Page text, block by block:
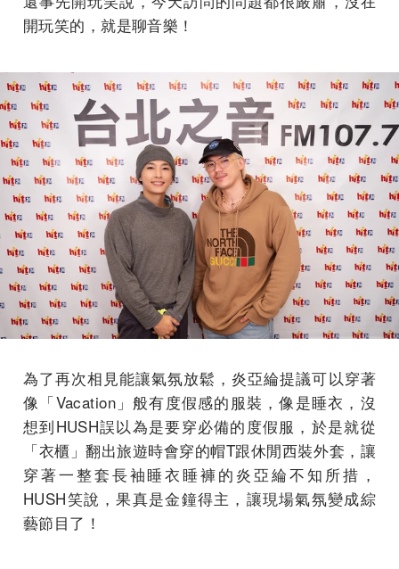
開玩笑的，就是聊音樂！
為了再次相見能讓氣氛放鬆，炎亞綸提議可以穿著
像「Vacation」般有度假感的服裝，像是睡衣，沒
想到HUSH誤以為是要穿必備的度假服，於是就從
「衣櫃」翻出旅遊時會穿的帽T跟休閒西裝外套，讓
穿著一整套長袖睡衣睡褲的炎亞綸不知所措，
HUSH笑說，果真是金鐘得主，讓現場氣氛變成綜
藝節目了！